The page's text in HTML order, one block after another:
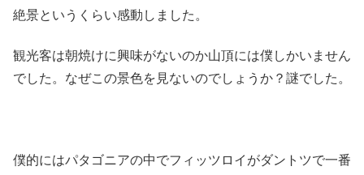
絶景というくらい感動しました。
観光客は朝焼けに興味がないのか山頂には僕しかいません
でした。なぜこの景色を見ないのでしょうか？謎でした。
僕的にはパタゴニアの中でフィッツロイがダントツで一番